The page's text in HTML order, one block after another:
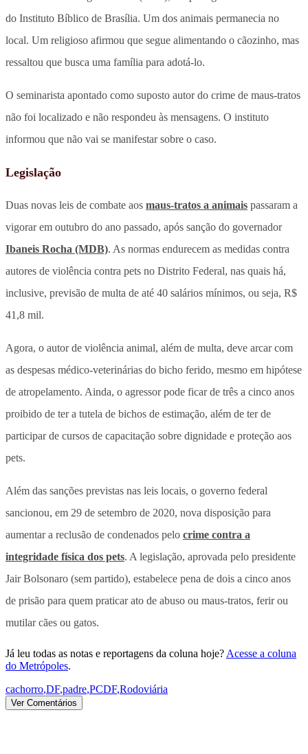
do Instituto Bíblico de Brasília. Um dos animais permanecia no
local. Um religioso afirmou que segue alimentando o cãozinho, mas
ressaltou que busca uma família para adotá-lo.
O seminarista apontado como suposto autor do crime de maus-tratos
não foi localizado e não respondeu às mensagens. O instituto
informou que não vai se manifestar sobre o caso.
Legislação
Duas novas leis de combate aos maus-tratos a animais passaram a
vigorar em outubro do ano passado, após sanção do governador
Ibaneis Rocha (MDB). As normas endurecem as medidas contra
autores de violência contra pets no Distrito Federal, nas quais há,
inclusive, previsão de multa de até 40 salários mínimos, ou seja, R$
41,8 mil.
Agora, o autor de violência animal, além de multa, deve arcar com
as despesas médico-veterinárias do bicho ferido, mesmo em hipótese
de atropelamento. Ainda, o agressor pode ficar de três a cinco anos
proibido de ter a tutela de bichos de estimação, além de ter de
participar de cursos de capacitação sobre dignidade e proteção aos
pets.
Além das sanções previstas nas leis locais, o governo federal
sancionou, em 29 de setembro de 2020, nova disposição para
aumentar a reclusão de condenados pelo crime contra a
integridade física dos pets. A legislação, aprovada pelo presidente
Jair Bolsonaro (sem partido), estabelece pena de dois a cinco anos
de prisão para quem praticar ato de abuso ou maus-tratos, ferir ou
mutilar cães ou gatos.
Já leu todas as notas e reportagens da coluna hoje? Acesse a coluna
do Metrópoles.
cachorro,DF,padre,PCDF,Rodoviária
Ver Comentários